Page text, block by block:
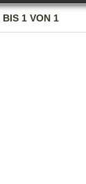
1 VON 1
der Benutzer-